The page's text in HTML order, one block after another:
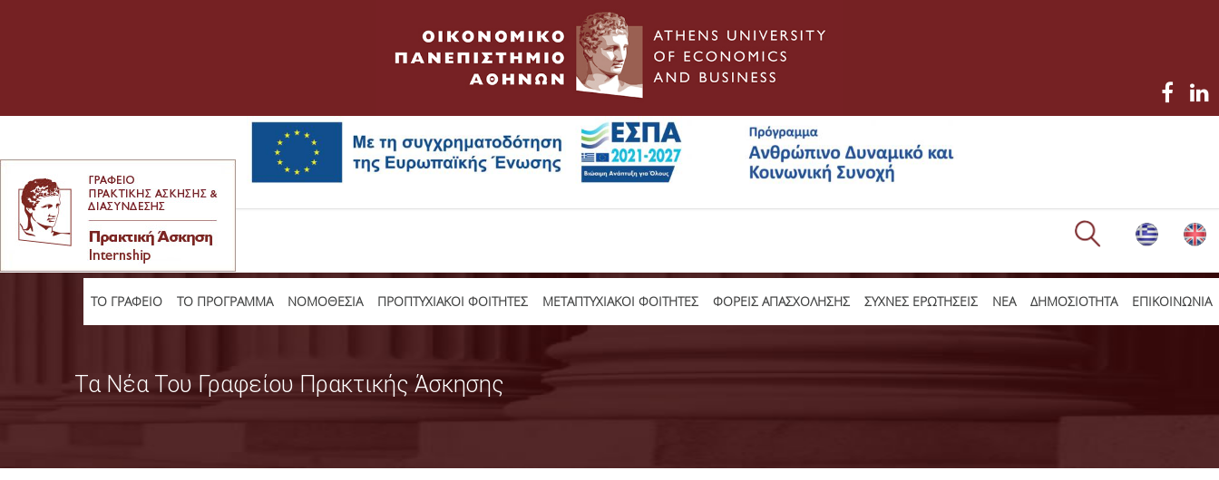
TO ΓΡΑΦΕΙΟ ΤΟ ΠΡΟΓΡΑΜΜΑ ΝΟΜΟΘΕΣΙΑ ΠΡΟΠΤΥΧΙΑΚΟΙ ΦΟΙΤΗΤΕΣ ΜΕΤΑΠΤΥΧΙΑΚΟΙ ΦΟΙΤΗΤΕΣ ΦΟΡΕΙΣ ΑΠΑΣΧΟΛΗΣΗΣ ΣΥΧΝΕΣ ΕΡΩΤΗΣΕΙΣ ΝΕΑ ΔΗΜΟΣΙΟΤΗΤΑ ΕΠΙΚΟΙΝΩΝΙΑ
Τα Νέα Του Γραφείου Πρακτικής Άσκησης